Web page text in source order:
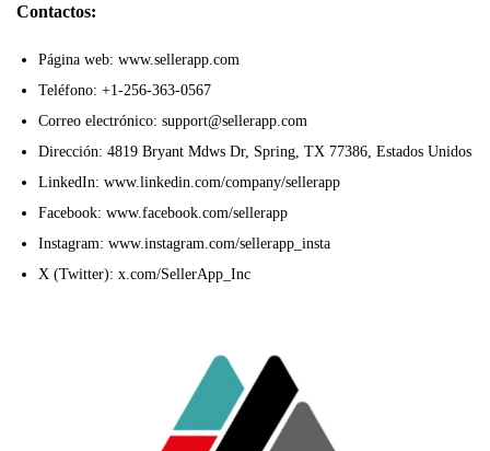
Contactos:
Página web: www.sellerapp.com
Teléfono: +1-256-363-0567
Correo electrónico: support@sellerapp.com
Dirección: 4819 Bryant Mdws Dr, Spring, TX 77386, Estados Unidos
LinkedIn: www.linkedin.com/company/sellerapp
Facebook: www.facebook.com/sellerapp
Instagram: www.instagram.com/sellerapp_insta
X (Twitter): x.com/SellerApp_Inc